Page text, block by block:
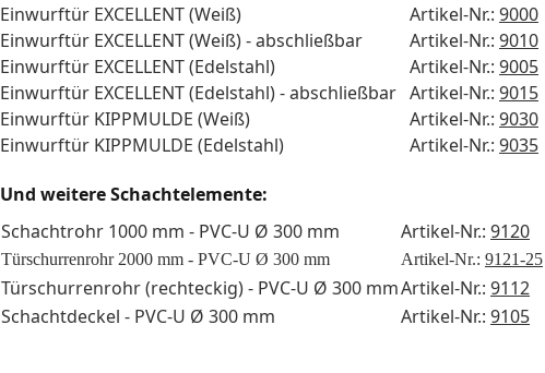
Einwurftür EXCELLENT (Weiß)
Artikel-Nr.: 9000
Einwurftür EXCELLENT (Weiß) - abschließbar
Artikel-Nr.: 9010
Einwurftür EXCELLENT (Edelstahl)
Artikel-Nr.: 9005
Einwurftür EXCELLENT (Edelstahl) - abschließbar Artikel-Nr.: 9015
Einwurftür KIPPMULDE (Weiß)
Artikel-Nr.: 9030
Einwurftür KIPPMULDE (Edelstahl)
Artikel-Nr.: 9035
Und weitere Schachtelemente:
Schachtrohr 1000 mm - PVC-U Ø 300 mm
Artikel-Nr.: 9120
Türschurrenrohr 2000 mm - PVC-U Ø 300 mm Artikel-Nr.: 9121-25
Türschurrenrohr (rechteckig) - PVC-U Ø 300 mmArtikel-Nr.: 9112
Schachtdeckel - PVC-U Ø 300 mm
Artikel-Nr.: 9105